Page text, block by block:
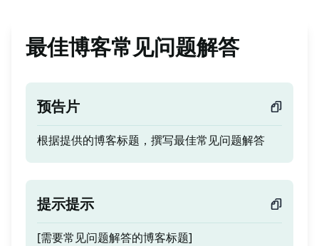
最佳博客常见问题解答
预告片
根据提供的博客标题，撰写最佳常见问题解答
提示提示
[需要常见问题解答的博客标题]